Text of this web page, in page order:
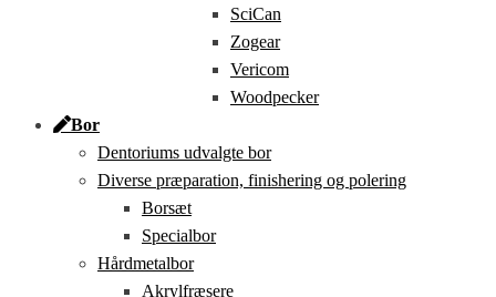
SciCan
Zogear
Vericom
Woodpecker
Bor
Dentoriums udvalgte bor
Diverse præparation, finishering og polering
Borsæt
Specialbor
Hårdmetalbor
Akrylfræsere